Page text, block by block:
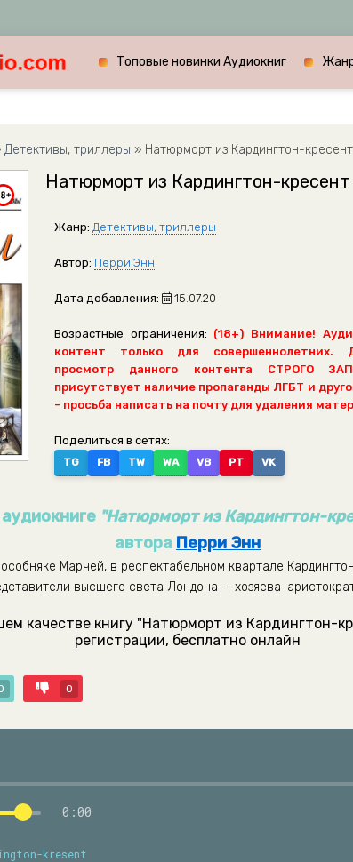
Топовые новинки Аудиокниг
Детективы, триллеры » Натюрморт из Кардингтон-
Натюрморт из Кардингтон-
Жанр: Детективы, триллеры
Автор: Перри Энн
Дата добавления: 15.07.20
Возрастные ограничения: (18+) Внимание!
контент только для совершеннолетних.
просмотр данного контента СТРОГО
присутствует наличие пропаганды ЛГБТ и
- просьба написать на почту для удаления
Поделиться в сетях:
TG FB TW WA VB PT VK
"Натюрморт из Кардингтон-
автора Перри Энн
Марчей, в респектабельном квартале
высшего света Лондона — хозяева-
качестве книгу "Натюрморт из Кардингтон-
регистрации, бесплатно онлайн
0
0:00
kresent